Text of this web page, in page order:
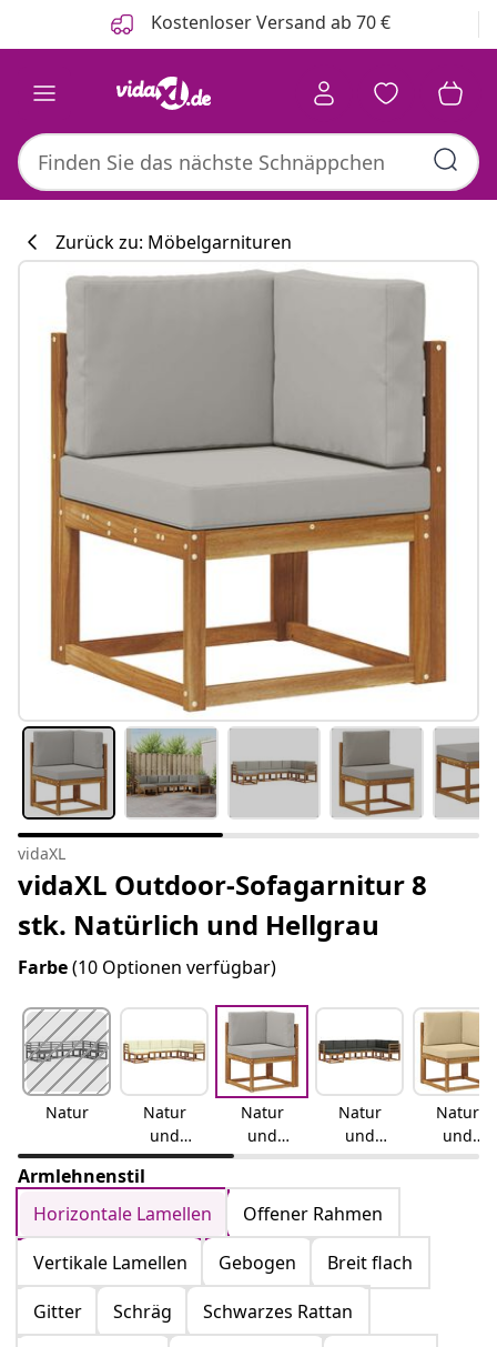
Kostenloser Versand ab 70 €
Zurück zu: Möbelgarnituren
vidaXL
vidaXL Outdoor-Sofagarnitur 8
stk. Natürlich und Hellgrau
Farbe(10 Optionen verfügbar)
Natur
Natur
und
Creme
Natur
und
Hellgrau
Natur
und
Anthrazit
Natur
und
Beige
Armlehnenstil
Horizontale Lamellen
Offener Rahmen
Vertikale Lamellen
Gebogen
Breit flach
Gitter
Schräg
Schwarzes Rattan